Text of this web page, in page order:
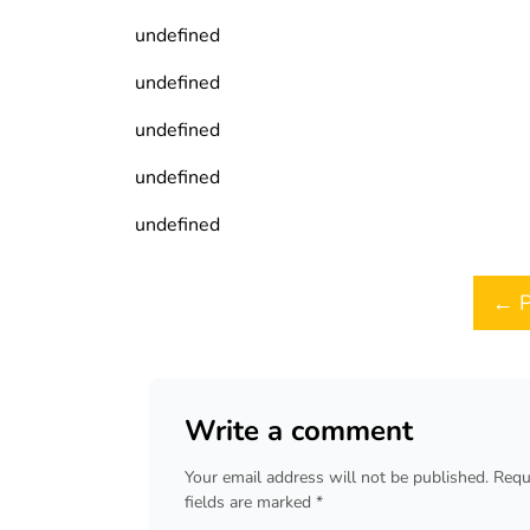
undefined
undefined
undefined
undefined
undefined
←
Write a comment
Your email address will not be published.
fields are marked *